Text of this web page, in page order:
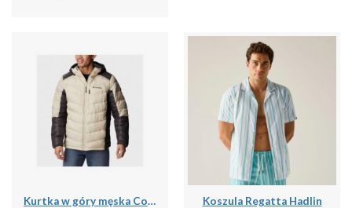
Kurtka w góry męska Columbia 1957343278 Koszula Regatta Hadlin